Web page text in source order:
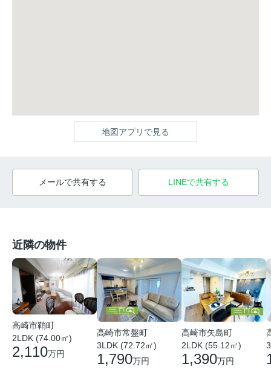
地図アプリで見る
メールで共有する LINEで共有する
近隣の物件
高崎市鞘町
2LDK (74.00㎡)
2,110万円
高崎市常盤町
3LDK (72.72㎡)
1,790万円
高崎市矢島町
2LDK (55.12㎡)
1,390万円